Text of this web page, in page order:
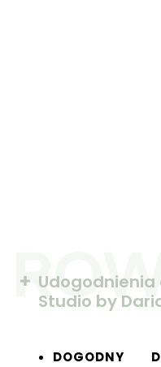
Studio by
DOGODNY